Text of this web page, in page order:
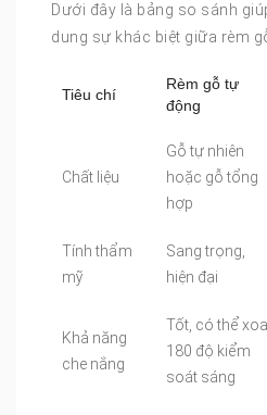
Dưới đây là bảng so sánh
dung sự khác biệt giữa rèm
Tiêu chí
Rèm gỗ tự
động
Chất liệu
Gỗ tự nhiên
hoặc gỗ tổng
hợp
Tính thẩm
mỹ
Sang trọng,
hiện đại
Khả năng
che nắng
Tốt, có thể
180 độ kiểm
soát sáng